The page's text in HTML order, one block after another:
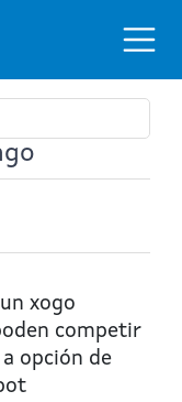
xogo
competir
opción de